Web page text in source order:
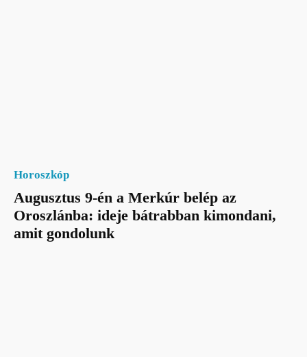
Horoszkóp
Augusztus 9-én a Merkúr belép az
Oroszlánba: ideje bátrabban kimondani,
amit gondolunk